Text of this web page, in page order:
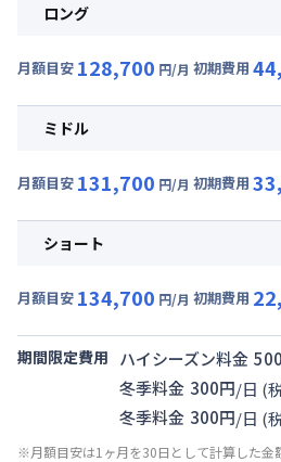
ロング
月額目安 128,700 円/月 初期費用
月額賃料目安(30日利用)
光熱費他 : 27,000円/月 (900円/日) (
ミドル
月額目安 131,700 円/月 初期費用
月額賃料目安(30日利用)
光熱費他 : 27,000円/月 (900円/日) (
ショート
月額目安 134,700 円/月 初期費用
月額賃料目安(30日利用)
105,000円/月 (3,500円/日)
27,000円/月 (900円/日) (
清掃料他 :
20,000円/回 (税抜)
期間限定費用 ハイシーズン料金 500
冬季料金 300円/日 (
冬季料金 300円/日 (
※月額目安は1ヶ月を30日として計算した金